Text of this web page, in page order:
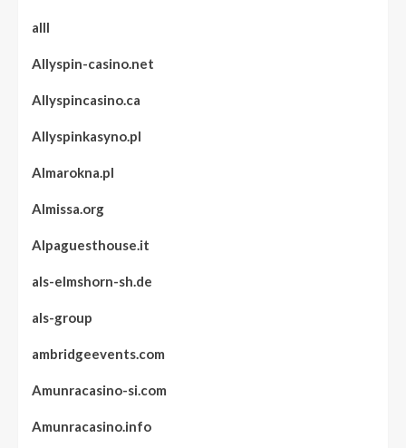
alll
Allyspin-casino.net
Allyspincasino.ca
Allyspinkasyno.pl
Almarokna.pl
Almissa.org
Alpaguesthouse.it
als-elmshorn-sh.de
als-group
ambridgeevents.com
Amunracasino-si.com
Amunracasino.info